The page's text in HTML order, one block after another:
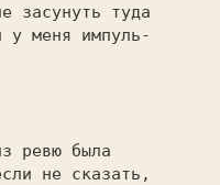
засунуть туда
меня импуль-
ревю была
не сказать,